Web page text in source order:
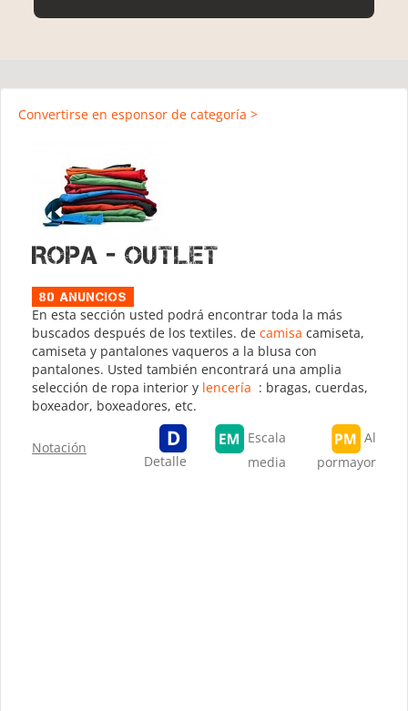
Convertirse en esponsor de categoría >
Ropa - Outlet
80 Anuncios
En esta sección usted podrá encontrar toda la más
buscados después de los textiles. de camisa camiseta,
camiseta y pantalones vaqueros a la blusa con
pantalones. Usted también encontrará una amplia
selección de ropa interior y lencería : bragas, cuerdas,
boxeador, boxeadores, etc.
Notación
Detalle
Escala
media
Al
pormayor